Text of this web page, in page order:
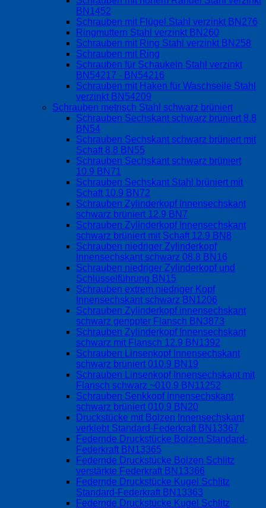
BN1452
Schrauben mit Flügel Stahl verzinkt BN276
Ringmuttern Stahl verzinkt BN260
Schrauben mit Ring Stahl verzinkt BN258
Schrauben mit Ring
Schrauben für Schaukeln Stahl verzinkt
BN54217 - BN54216
Schrauben mit Haken für Waschseile Stahl
verzinkt BN54209
Schrauben metrisch Stahl schwarz brüniert
Schrauben Sechskant schwarz brüniert 8.8
BN54
Schrauben Sechskant schwarz brüniert mit
Schaft 8.8 BN55
Schrauben Sechskant schwarz brüniert
10.9 BN71
Schrauben Sechskant Stahl brüniert mit
Schaft 10.9 BN72
Schrauben Zylinderkopf Innensechskant
schwarz brüniert 12.9 BN7
Schrauben Zylinderkopf Innensechskant
schwarz brüniert mit Schaft 12.9 BN8
Schrauben niedriger Zylinderkopf
Innensechskant schwarz 08.8 BN16
Schrauben niedriger Zylinderkopf und
Schlüsselführung BN15
Schrauben extrem niedriger Kopf
Innensechskant schwarz BN1206
Schrauben Zylinderkopf innensechskant
schwarz gerippter Flansch BN3873
Schrauben Zylinderkopf Innensechskant
schwarz mit Flansch 12.9 BN1392
Schrauben Linsenkopf Innensechskant
schwarz brüniert 010.9 BN19
Schrauben Linsenkopf Innensechskant mit
Flansch schwarz ~010.9 BN11252
Schrauben Senkkopf Innensechskant
schwarz brüniert 010.9 BN20
Druckstücke mit Bolzen Innensechskant
verklebt Standard-Federkraft BN13367
Federnde Druckstücke Bolzen Standard-
Federkraft BN13365
Federnde Druckstücke Bolzen Schlitz
verstärkte Federkraft BN13366
Federnde Druckstücke Kugel Schlitz
Standard-Federkraft BN13363
Federnde Druckstücke Kugel Schlitz